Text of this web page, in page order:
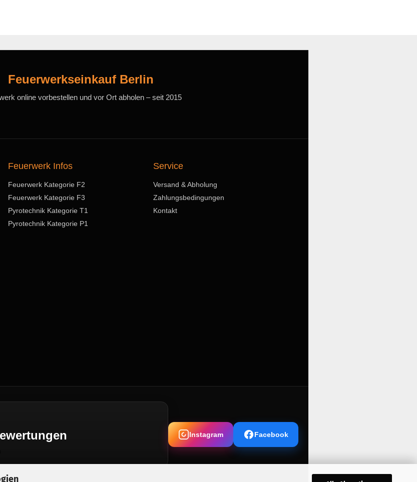
Feuerwerkseinkauf Berlin
online vorbestellen und vor Ort abholen – seit 2015
Feuerwerk Infos
Feuerwerk Kategorie F2
Feuerwerk Kategorie F3
Pyrotechnik Kategorie T1
Pyrotechnik Kategorie P1
Service
Versand & Abholung
Zahlungsbedingungen
Kontakt
Instagram Facebook